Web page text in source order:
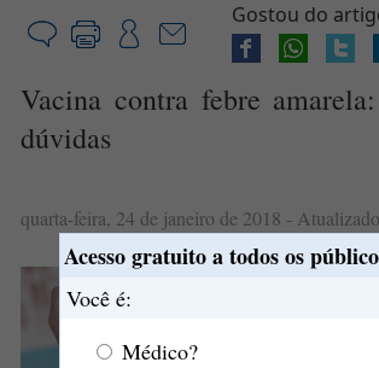
Acesso gratuito a todos os
Você é:
Médico?
Gostou do
Vacina contra febre
dúvidas
quarta-feira, 24 de janeiro de 2018 -